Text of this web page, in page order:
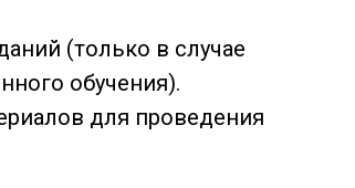
(только в случае
обучения).
для проведения